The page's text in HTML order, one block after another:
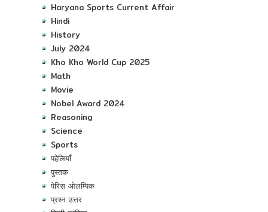
Haryana Sports Current Affair
Hindi
History
July 2024
Kho Kho World Cup 2025
Math
Movie
Nobel Award 2024
Reasoning
Science
Sports
पहेलियाँ
पुस्तक
पेरिस ओलम्पिक
प्रश्न उत्तर